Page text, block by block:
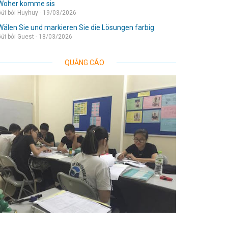
komme sis
bởi Huyhuy - 19/03/2026
Sie und markieren Sie die Lösungen farbig
bởi Guest - 18/03/2026
QUẢNG CÁO